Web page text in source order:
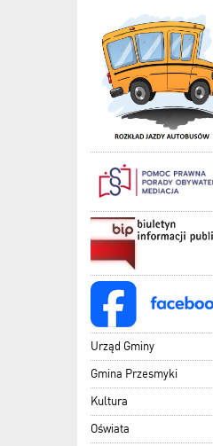
Urząd Gminy
Gmina Przesmyki
Kultura
Oświata